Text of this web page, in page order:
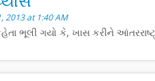
2013 at 1:40 AM
ભૂલી ગયો કે, ખાસ કરીને